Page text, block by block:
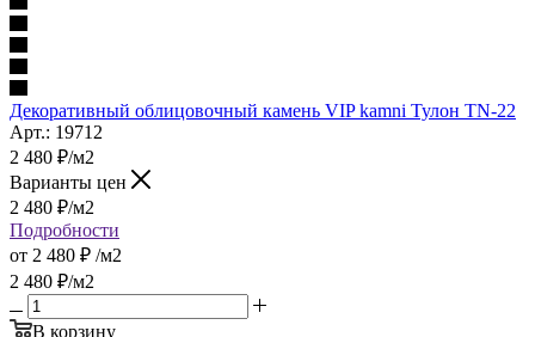
Декоративный облицовочный камень VIP kamni Тулон TN-22
Арт.: 19712
2 480 ₽/м2
Варианты цен
2 480 ₽/м2
Подробности
от 2 480 ₽ /м2
2 480 ₽/м2
В корзину